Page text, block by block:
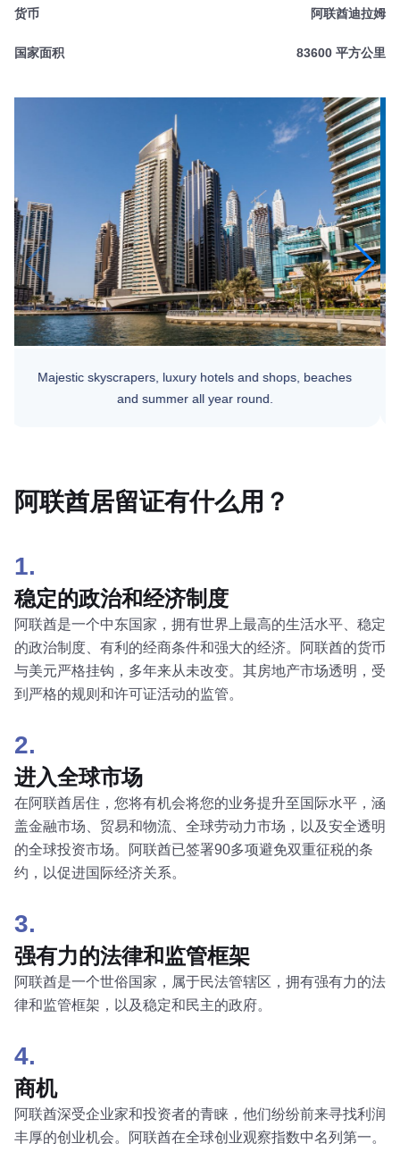
货币 阿联酋迪拉姆
国家面积 83600 平方公里
Majestic skyscrapers, luxury hotels and shops, beaches
and summer all year round.
阿联酋居留证有什么用？
1.
稳定的政治和经济制度
阿联酋是一个中东国家，拥有世界上最高的生活水平、稳定
的政治制度、有利的经商条件和强大的经济。阿联酋的货币
与美元严格挂钩，多年来从未改变。其房地产市场透明，受
到严格的规则和许可证活动的监管。
2.
进入全球市场
在阿联酋居住，您将有机会将您的业务提升至国际水平，涵
盖金融市场、贸易和物流、全球劳动力市场，以及安全透明
的全球投资市场。阿联酋已签署90多项避免双重征税的条
约，以促进国际经济关系。
3.
强有力的法律和监管框架
阿联酋是一个世俗国家，属于民法管辖区，拥有强有力的法
律和监管框架，以及稳定和民主的政府。
4.
商机
阿联酋深受企业家和投资者的青睐，他们纷纷前来寻找利润
丰厚的创业机会。阿联酋在全球创业观察指数中名列第一。